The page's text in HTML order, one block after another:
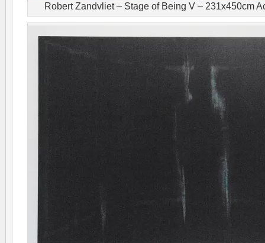
Robert Zandvliet – Stage of Being V – 231x450cm